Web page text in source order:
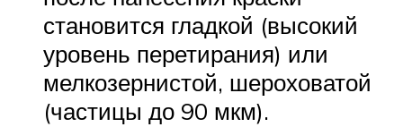
становится гладкой (высокий
уровень перетирания) или
мелкозернистой, шероховатой
(частицы до 90 мкм).